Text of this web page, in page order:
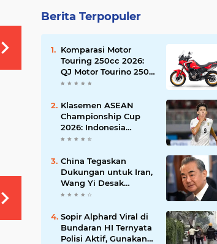
Berita Terpopuler
Komparasi Motor
Touring 250cc 2026:
QJ Motor Tourino 250
DX, Suzuki V-Strom
Versys-X 250?
Klasemen ASEAN
Championship Cup
2026: Indonesia
Menang 5-1, Mitchell
Puncaki Top Skor
China Tegaskan
Dukungan untuk Iran,
Wang Yi Desak
Perdamaian Timur
Ketegangan dengan
AS
Sopir Alphard Viral di
Bundaran HI Ternyata
Polisi Aktif, Gunakan